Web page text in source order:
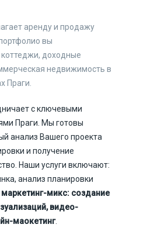
аренду и продажу
вы
доходные
недвижимость в
Праги.
с ключевыми
Праги. Мы готовы
анализ Вашего проекта
и получение
Наши услуги включают:
анализ планировки
маркетинг-микс: создание
видео-
маокетинг.